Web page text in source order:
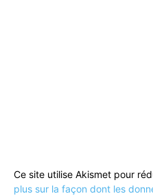
Ce site utilise Akismet pour
plus sur la façon dont les